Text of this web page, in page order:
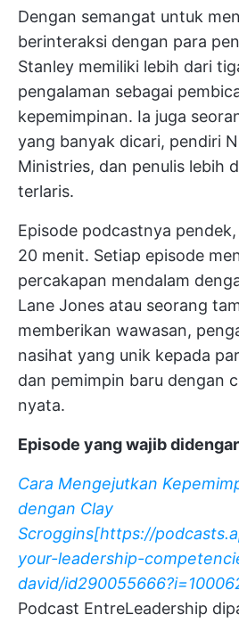
Dengan semangat untuk
berinteraksi dengan para
Stanley memiliki lebih dari
pengalaman sebagai
kepemimpinan. Ia juga
yang banyak dicari, pendiri
Ministries, dan penulis lebih
terlaris.
Episode podcastnya
20 menit. Setiap episode
percakapan mendalam
Lane Jones atau seorang
memberikan wawasan,
nasihat yang unik kepada
dan pemimpin baru dengan
nyata.
Episode yang wajib
Cara Mengejutkan
dengan Clay
Scroggins[https://
your-leadership-
david/
Podcast EntreLeadership